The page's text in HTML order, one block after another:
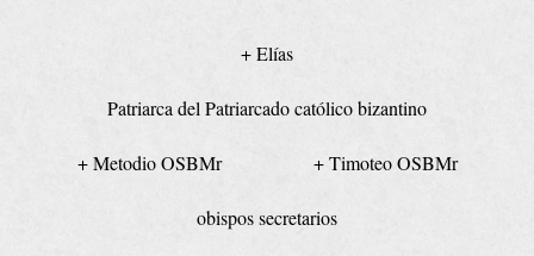
+ Elías
Patriarca del Patriarcado católico bizantino
+ Metodio OSBMr + Timoteo OSBMr
obispos secretarios